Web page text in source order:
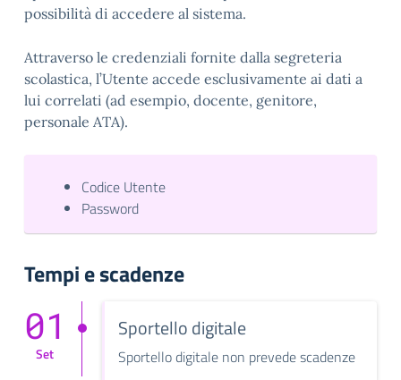
possibilità di accedere al sistema.
Attraverso le credenziali fornite dalla segreteria
scolastica, l’Utente accede esclusivamente ai dati a
lui correlati (ad esempio, docente, genitore,
personale ATA).
Codice Utente
Password
Tempi e scadenze
01
Set
Sportello digitale
Sportello digitale non prevede scadenze